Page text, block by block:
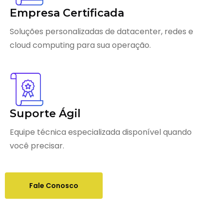
Empresa Certificada
Soluções personalizadas de datacenter, redes e
cloud computing para sua operação.
Suporte Ágil
Equipe técnica especializada disponível quando
você precisar.
Fale Conosco